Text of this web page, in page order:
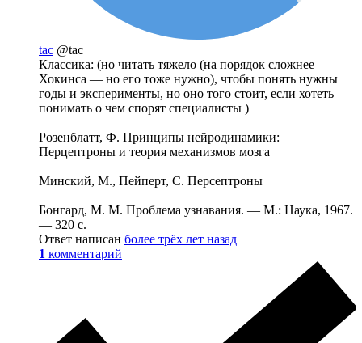
tac @tac
Классика: (но читать тяжело (на порядок сложнее
Хокинса — но его тоже нужно), чтобы понять нужны
годы и эксперименты, но оно того стоит, если хотеть
понимать о чем спорят специалисты )
Розенблатт, Ф. Принципы нейродинамики:
Перцептроны и теория механизмов мозга
Минский, М., Пейперт, С. Персептроны
Бонгард, М. М. Проблема узнавания. — М.: Наука, 1967.
— 320 с.
Ответ написан более трёх лет назад
1 комментарий